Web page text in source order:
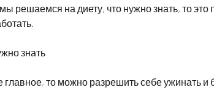
решаемся на диету, что нужно знать, то
знать
то можно разрешить себе ужинать и